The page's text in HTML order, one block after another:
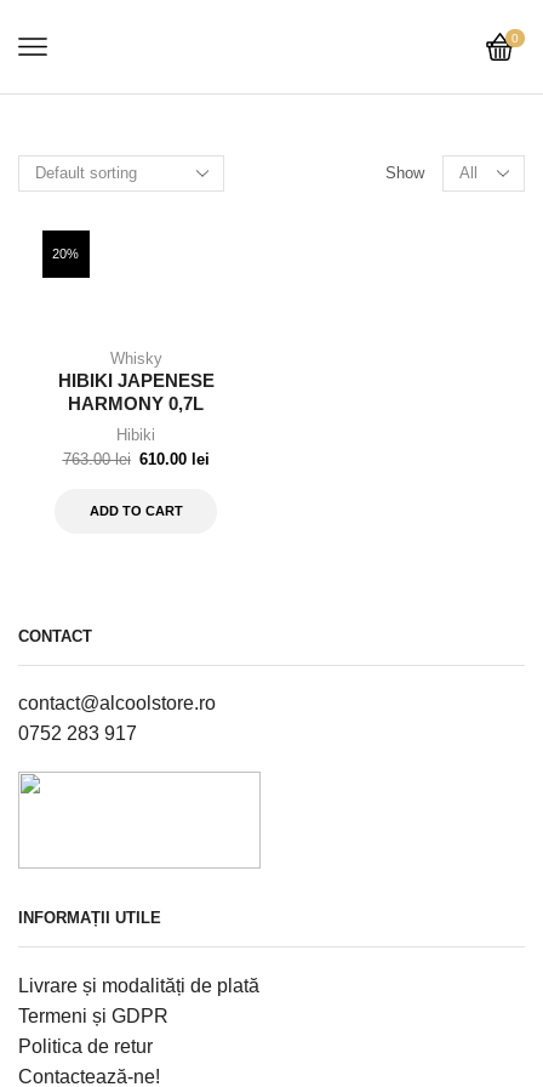
0
Show
20%
Whisky
HIBIKI JAPENESE
HARMONY 0,7L
Hibiki
763.00lei 610.00 lei
ADD TO CART
CONTACT
contact@alcoolstore.ro
0752 283 917
INFORMAȚII UTILE
Livrare și modalități de plată
Termeni și GDPR
Politica de retur
Contactează-ne!